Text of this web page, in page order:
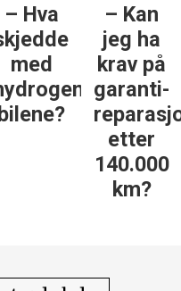
– Hva
med
– Kan
jeg ha
krav på
garanti­
etter
140.000
km?